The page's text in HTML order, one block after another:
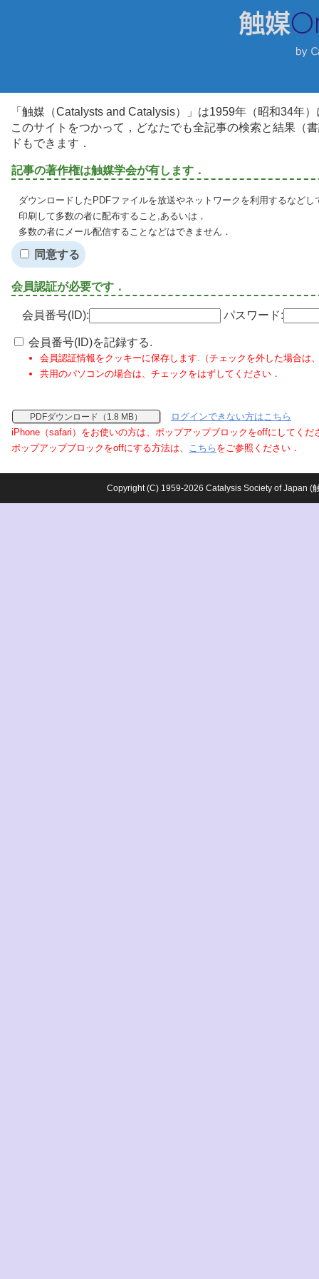
「触媒（Catalysts and Catalysis）」は1959年（昭和34年
このサイトをつかって，どなたでも全記事の検索と結果（
ドもできます．
記事の著作権は触媒学会が有します．
ダウンロードしたPDFファイルを放送やネットワークを利用するなど
印刷して多数の者に配布すること,あるいは，
多数の者にメール配信することなどはできません．
同意する
会員認証が必要です．
会員番号(ID): パスワード:
会員番号(ID)を記録する.
会員認証情報をクッキーに保存します.（チェックを外した場合は
共用のパソコンの場合は、チェックをはずしてください．
PDFダウンロード（1.8 MB）
ログインできない方はこちら
iPhone（safari）をお使いの方は、ポップアップブロックをoffにしてくだ
ポップアップブロックをoffにする方法は、 こちら をご参照ください．
Copyright (C) 1959-2026 Catalysis Society of Japan (